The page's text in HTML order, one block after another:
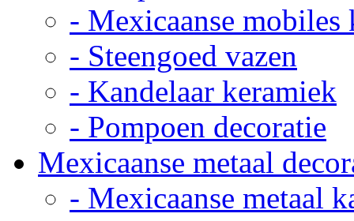
- Mexicaanse mobiles
- Steengoed vazen
- Kandelaar keramiek
- Pompoen decoratie
Mexicaanse metaal
- Mexicaanse metaal